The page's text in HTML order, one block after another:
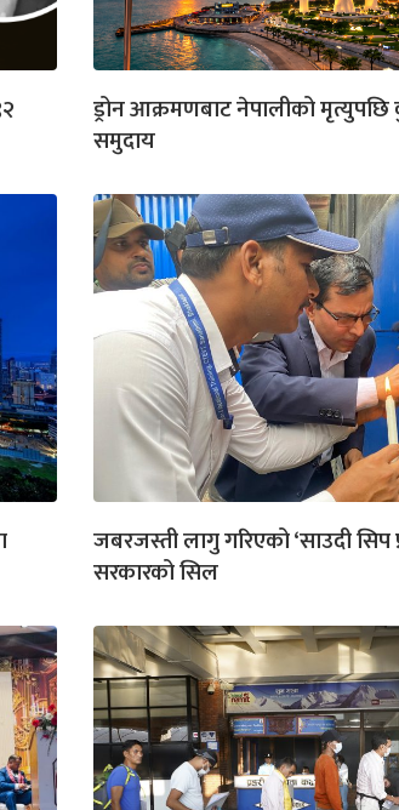
ड्रोन आक्रमणबाट नेपालीको मृत्युपछि
समुदाय
जबरजस्ती लागु गरिएको ‘साउदी सिप
सरकारको सिल